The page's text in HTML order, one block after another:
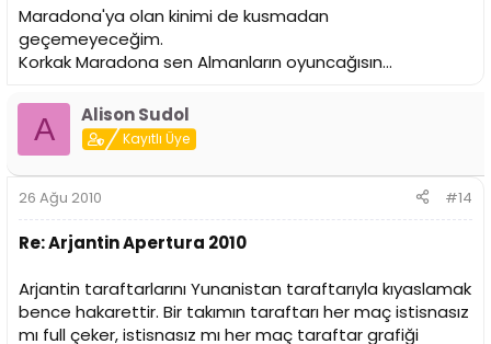
Maradona'ya olan kinimi de kusmadan
geçemeyeceğim.
Korkak Maradona sen Almanların oyuncağısın...
A Alison Sudol
Kayıtlı Üye
26 Ağu 2010 #14
Re: Arjantin Apertura 2010
Arjantin taraftarlarını Yunanistan taraftarıyla kıyaslamak
bence hakarettir. Bir takımın taraftarı her maç istisnasız
mı full çeker, istisnasız mı her maç taraftar grafiği